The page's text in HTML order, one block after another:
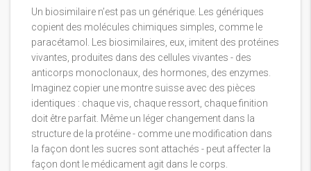
Un biosimilaire n’est pas un générique. Les génériques
copient des molécules chimiques simples, comme le
paracétamol. Les biosimilaires, eux, imitent des protéines
vivantes, produites dans des cellules vivantes - des
anticorps monoclonaux, des hormones, des enzymes.
Imaginez copier une montre suisse avec des pièces
identiques : chaque vis, chaque ressort, chaque finition
doit être parfait. Même un léger changement dans la
structure de la protéine - comme une modification dans
la façon dont les sucres sont attachés - peut affecter la
façon dont le médicament agit dans le corps.